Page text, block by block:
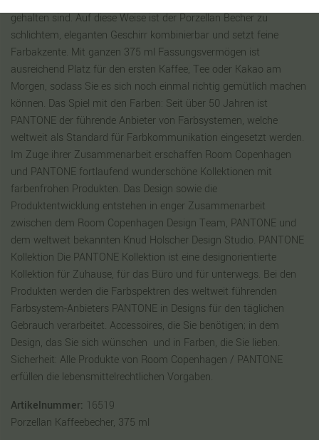
gehalten sind. Auf diese Weise ist der Porzellan Becher zu
schlichtem, eleganten Geschirr kombinierbar und setzt feine
Farbakzente. Mit ganzen 375 ml Fassungsvermögen ist
ausreichend Platz für den ersten Kaffee, Tee oder Kakao am
Morgen, sodass Sie es sich noch einmal richtig gemütlich machen
können. Das Spiel mit den Farben: Seit über 50 Jahren ist
PANTONE der führende Anbieter von Farbsystemen, welche
weltweit als Standard für Farbkommunikation eingesetzt werden.
Im Zuge ihrer Zusammenarbeit erschaffen Room Copenhagen
und PANTONE fortlaufend wunderschöne Kollektionen mit
farbenfrohen Produkten. Das Design sowie die
Produktentwicklung entstehen in enger Zusammenarbeit
zwischen dem Room Copenhagen Design Team, PANTONE und
dem weltweit bekannten Knud Holscher Design Studio. PANTONE
Kollektion Die PANTONE Kollektion ist eine designorientierte
Kollektion für Zuhause, für das Büro und für unterwegs. Bei den
Produkten werden die Farbspektren des weltweit führenden
Farbsystem-Anbieters PANTONE in Designs für den täglichen
Gebrauch verarbeitet. Accessoires, die Sie benötigen; in dem
Design, das Sie sich wünschen  und in Farben, die Sie lieben.
Sicherheit: Alle Produkte von Room Copenhagen / PANTONE
erfüllen die lebensmittelrechtlichen Vorgaben.
Artikelnummer: 16519
Porzellan Kaffeebecher, 375 ml